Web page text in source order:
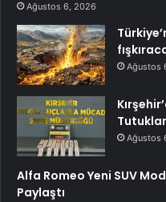
Ağustos 6, 2026
Ağustos
Ağustos
Alfa Romeo Yeni SUV
Paylaştı